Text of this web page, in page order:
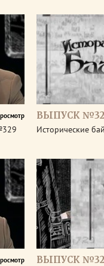
ВЫПУСК
Исторические
ВЫПУСК